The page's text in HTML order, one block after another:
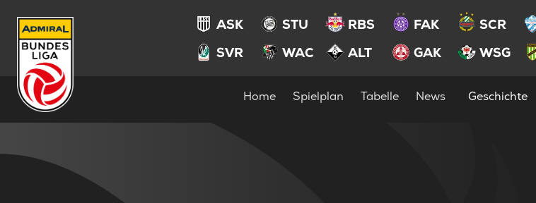
ASK STU RBS FAK SCR
SVR
WAC ALT GAK WSG
Home Spielplan Tabelle News Geschichte